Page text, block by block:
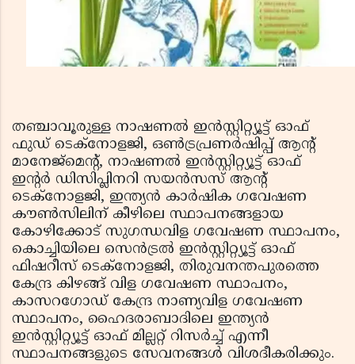
തഞ്ചാവൂരുള്ള നാഷണല്‍ ഇന്‍സ്റ്റിറ്റ്യൂട്ട് ഓഫ്
ഫുഡ് ടെക്‌നോളജി, ഒണ്‍ട്രപ്രണര്‍ഷിപ്പ് ആന്റ്
മാനേജ്‌മെന്റ്, നാഷണല്‍ ഇന്‍സ്റ്റിറ്റ്യൂട്ട് ഓഫ്
ഇന്റര്‍ ഡിസിപ്ലിനറി സയന്‍സസ് ആന്റ്
ടെക്നോളജി, ഇന്ത്യന്‍ കാര്‍ഷിക ഗവേഷണ
കൗണ്‍സിലിന് കീഴിലെ സ്ഥാപനങ്ങളായ
കോഴിക്കോട് സുഗന്ധവിള ഗവേഷണ സ്ഥാപനം,
കൊച്ചിയിലെ സെന്‍ട്രല്‍ ഇന്‍സ്റ്റിറ്റ്യൂട്ട് ഓഫ്
ഫിഷറീസ് ടെക്‌നോളജി, തിരുവനന്തപുരത്തെ
കേന്ദ്ര കിഴങ്ങ് വിള ഗവേഷണ സ്ഥാപനം,
കാസറഗോഡ് കേന്ദ്ര നാണ്യവിള ഗവേഷണ
സ്ഥാപനം, ഹൈദരാബാദിലെ ഇന്ത്യന്‍
ഇന്‍സ്റ്റിറ്റ്യൂട്ട് ഓഫ് മില്ലറ്റ് റിസര്‍ച്ച് എന്നീ
സ്ഥാപനങ്ങളുടെ സേവനങ്ങള്‍ വിശദീകരിക്കും.